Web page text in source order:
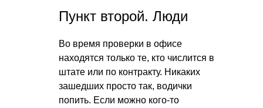
Пункт второй. Люди
Во время проверки в офисе
находятся только те, кто числится в
штате или по контракту. Никаких
зашедших просто так, водички
попить. Если можно кого-то